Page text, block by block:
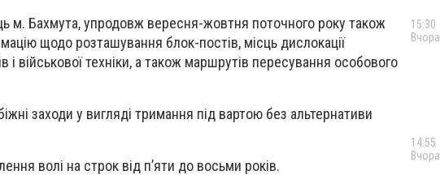
м. Бахмута, упродовж вересня-жовтня поточного року також
щодо розташування блок-постів, місць дислокації
і військової техніки, а також маршрутів пересування особового
заходи у вигляді тримання під вартою без альтернативи
волі на строк від п’яти до восьми років.
15:30
Вчора
14:55
Вчора